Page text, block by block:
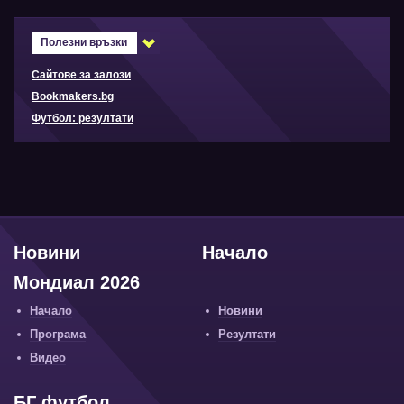
Полезни връзки
Сайтове за залози
Bookmakers.bg
Футбол: резултати
Начало
Новини
Мондиал 2026
Начало
Новини
Програма
Резултати
Видео